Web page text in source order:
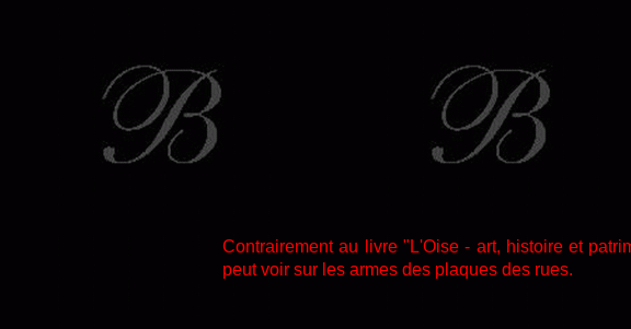
Contrairement au livre "L'Oise - art, histoire et
peut voir sur les armes des plaques des rues.